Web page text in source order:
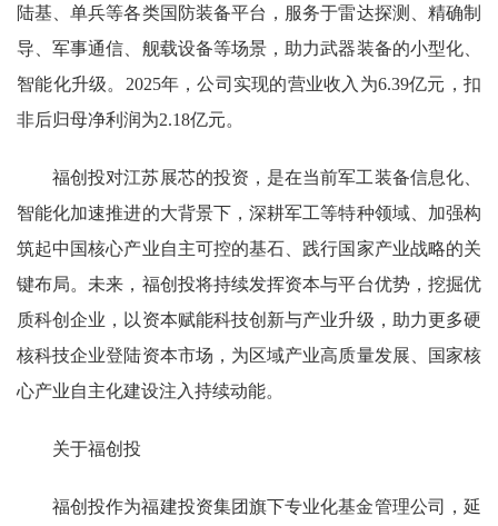
陆基、单兵等各类国防装备平台，服务于雷达探测、精确制
导、军事通信、舰载设备等场景，助力武器装备的小型化、
智能化升级。2025年，公司实现的营业收入为6.39亿元，扣
非后归母净利润为2.18亿元。
福创投对江苏展芯的投资，是在当前军工装备信息化、
智能化加速推进的大背景下，深耕军工等特种领域、加强构
筑起中国核心产业自主可控的基石、践行国家产业战略的关
键布局。未来，福创投将持续发挥资本与平台优势，挖掘优
质科创企业，以资本赋能科技创新与产业升级，助力更多硬
核科技企业登陆资本市场，为区域产业高质量发展、国家核
心产业自主化建设注入持续动能。
关于福创投
福创投作为福建投资集团旗下专业化基金管理公司，延